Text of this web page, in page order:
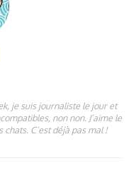
je suis journaliste le jour et
non non. J’aime le
C’est déjà pas mal !